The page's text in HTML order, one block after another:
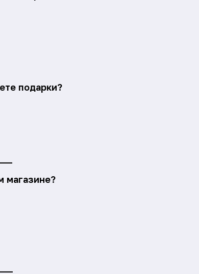
подарки?
магазине?